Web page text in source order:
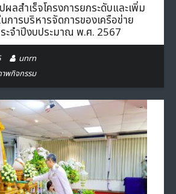
ผลสำเร็จโครงการยกระดับและเพิ่ม
การบริหารจัดการของเครือข่าย
ะจำปีงบประมาณ พ.ศ. 2567
unrn
พกิจกรรม